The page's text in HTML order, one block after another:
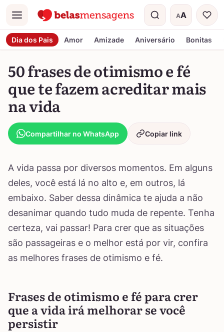
Menu AA
Tamanho do
Dia dos Pais Amor Amizade Aniversário Bonitas
50 frases de otimismo e fé
que te fazem acreditar mais
na vida
Compartilhar no WhatsApp Copiar link
A vida passa por diversos momentos. Em alguns
deles, você está lá no alto e, em outros, lá
embaixo. Saber dessa dinâmica te ajuda a não
desanimar quando tudo muda de repente. Tenha
certeza, vai passar! Para crer que as situações
são passageiras e o melhor está por vir, confira
as melhores frases de otimismo e fé.
Frases de otimismo e fé para crer
que a vida irá melhorar se você
persistir